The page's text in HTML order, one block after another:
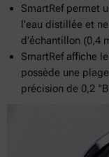
SmartRef permet
l'eau distillée et
d'échantillon (0,4
SmartRef affiche
possède une
précision de 0,2